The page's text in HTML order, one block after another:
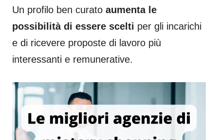
Un profilo ben curato aumenta le
possibilità di essere scelti per gli incarichi
e di ricevere proposte di lavoro più
interessanti e remunerative.